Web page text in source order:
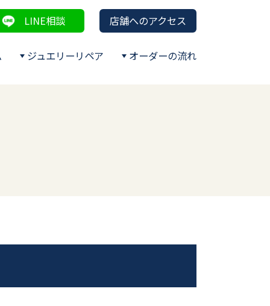
LINE相談 店舗へのアクセス
ジュエリーリペア オーダーの流れ